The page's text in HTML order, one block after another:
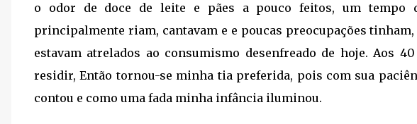
o odor de doce de leite e pães a pouco feitos, um tempo
principalmente riam, cantavam e e poucas preocupações
estavam atrelados ao consumismo desenfreado de hoje. Aos
residir, Então tornou-se minha tia preferida, pois com sua
contou e como uma fada minha infância iluminou.